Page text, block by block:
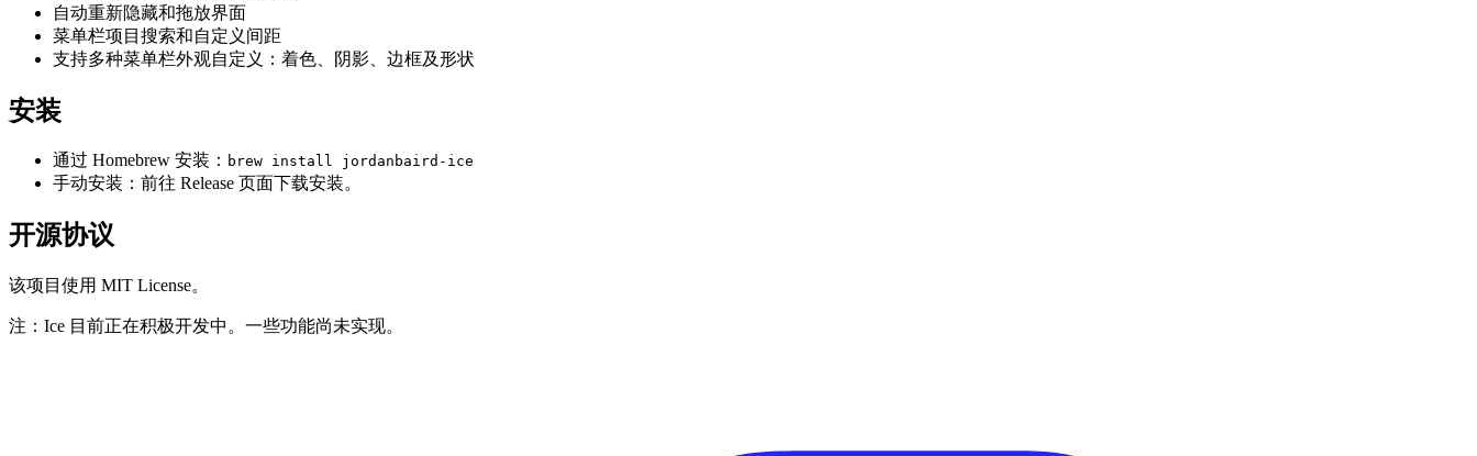
自动重新隐藏和拖放界面
菜单栏项目搜索和自定义间距
支持多种菜单栏外观自定义：着色、阴影、边框及形状
安装
通过 Homebrew 安装： brew install jordanbaird-ice
手动安装：前往 Release 页面下载安装。
开源协议
该项目使用 MIT License。
注：Ice 目前正在积极开发中。一些功能尚未实现。